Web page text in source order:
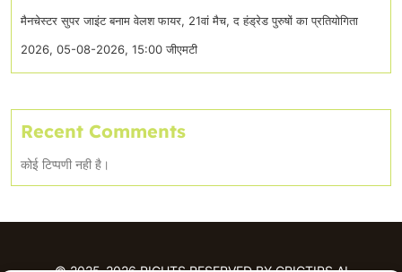
मैनचेस्टर सुपर जाइंट बनाम वेलश फायर, 21वां मैच, द हंड्रेड पुरुषों का प्रतियोगिता
2026, 05-08-2026, 15:00 जीएमटी
Recent Comments
कोई टिप्पणी नही है।